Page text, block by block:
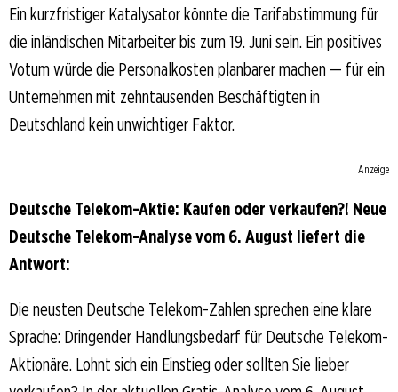
Ein kurzfristiger Katalysator könnte die Tarifabstimmung für
die inländischen Mitarbeiter bis zum 19. Juni sein. Ein positives
Votum würde die Personalkosten planbarer machen — für ein
Unternehmen mit zehntausenden Beschäftigten in
Deutschland kein unwichtiger Faktor.
Anzeige
Deutsche Telekom-Aktie: Kaufen oder verkaufen?! Neue
Deutsche Telekom-Analyse vom 6. August liefert die
Antwort:
Die neusten Deutsche Telekom-Zahlen sprechen eine klare
Sprache: Dringender Handlungsbedarf für Deutsche Telekom-
Aktionäre. Lohnt sich ein Einstieg oder sollten Sie lieber